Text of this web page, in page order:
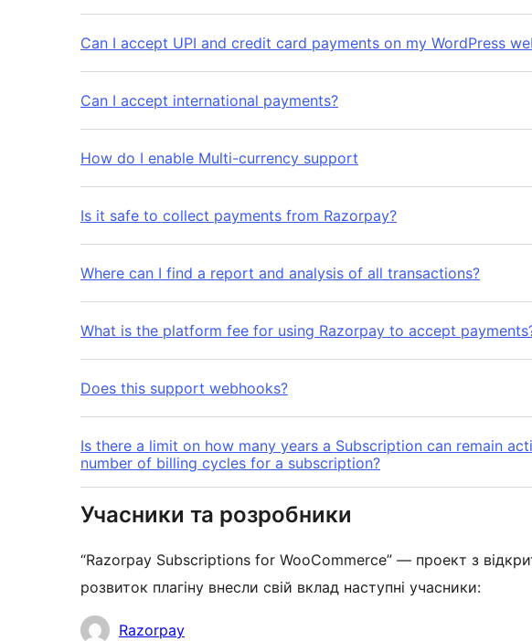
Can I accept UPI and credit card payments on my WordPress
Can I accept international payments?
How do I enable Multi-currency support
Is it safe to collect payments from Razorpay?
Where can I find a report and analysis of all transactions?
What is the platform fee for using Razorpay to accept
Does this support webhooks?
Is there a limit on how many years a Subscription can remain
number of billing cycles for a subscription?
Учасники та розробники
“Razorpay Subscriptions for WooCommerce” — проект з
розвиток плагіну внесли свій вклад наступні учасники:
УчасникиRazorpay